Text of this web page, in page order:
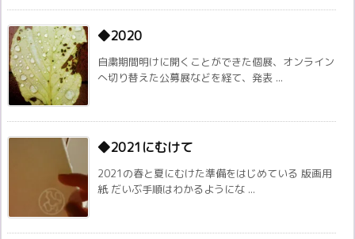
◆2020
自粛期間明けに開くことができた個展、オンライン
へ切り替えた公募展などを経て、発表 ...
◆2021にむけて
2021の春と夏にむけた準備をはじめている 版画用
紙 だいぶ手順はわかるようにな ...